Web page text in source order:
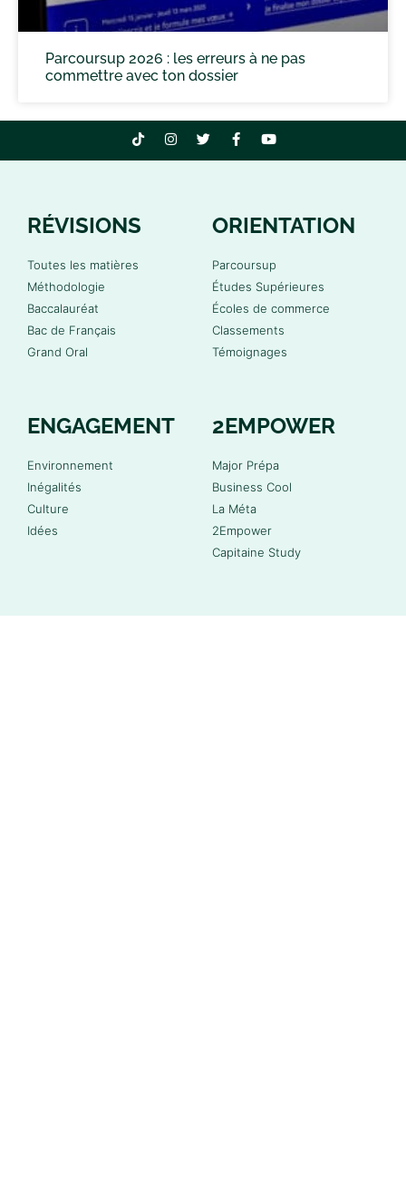
Parcoursup 2026 : les erreurs à ne pas
commettre avec ton dossier
RÉVISIONS
Toutes les matières
Méthodologie
Baccalauréat
Bac de Français
Grand Oral
ORIENTATION
Parcoursup
Études Supérieures
Écoles de commerce
Classements
Témoignages
ENGAGEMENT
Environnement
Inégalités
Culture
Idées
2EMPOWER
Major Prépa
Business Cool
La Méta
2Empower
Capitaine Study